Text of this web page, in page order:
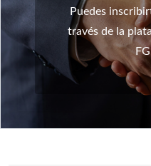
Puedes
través de la